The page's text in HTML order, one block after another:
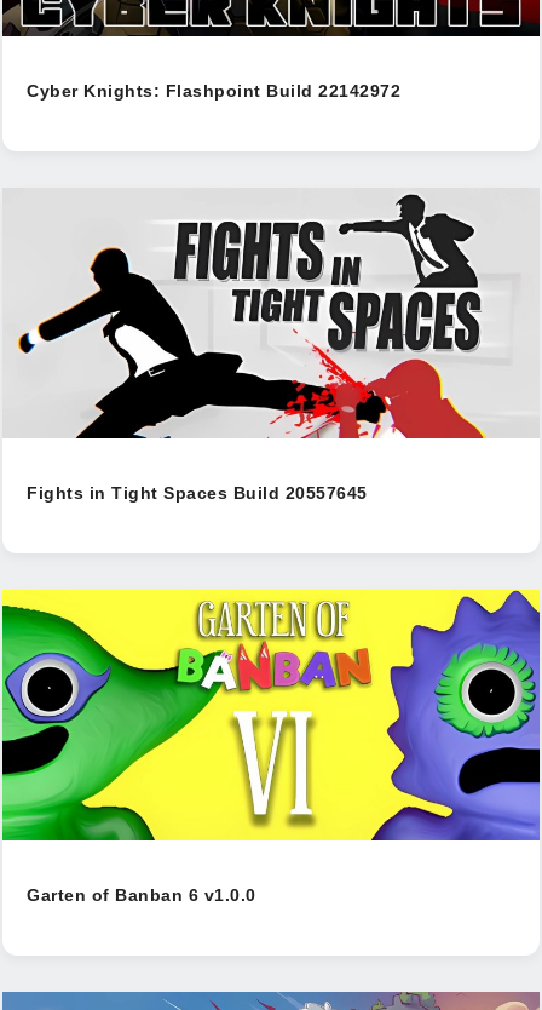
Cyber Knights: Flashpoint Build 22142972
Fights in Tight Spaces Build 20557645
Garten of Banban 6 v1.0.0